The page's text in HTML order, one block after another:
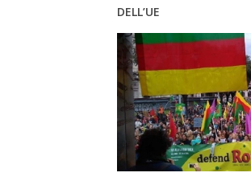
DELL’UE